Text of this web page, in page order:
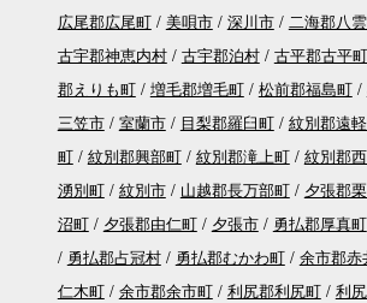
広尾郡広尾町
美唄市 深川市 二海郡八
古宇郡神恵内村
古宇郡泊村 古平郡古平町
郡えりも町
増毛郡増毛町 松前郡福島町
三笠市
室蘭市 目梨郡羅臼町 紋別郡遠
町
紋別郡興部町 紋別郡滝上町 紋別郡
湧別町
紋別市 山越郡長万部町 夕張郡
沼町
夕張郡由仁町 夕張市 勇払郡厚真町
勇払郡占冠村
勇払郡むかわ町 余市郡赤
仁木町
余市郡余市町 利尻郡利尻町
利